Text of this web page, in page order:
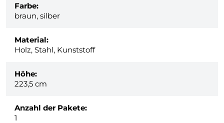
Farbe:
braun, silber
Material:
Holz, Stahl, Kunststoff
Höhe:
223,5 cm
Anzahl der Pakete:
1